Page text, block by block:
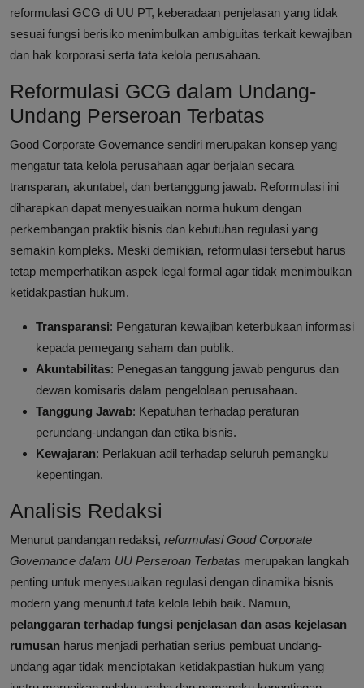
reformulasi GCG di UU PT, keberadaan penjelasan yang tidak
sesuai fungsi berisiko menimbulkan ambiguitas terkait kewajiban
dan hak korporasi serta tata kelola perusahaan.
Reformulasi GCG dalam Undang-
Undang Perseroan Terbatas
Good Corporate Governance sendiri merupakan konsep yang
mengatur tata kelola perusahaan agar berjalan secara
transparan, akuntabel, dan bertanggung jawab. Reformulasi ini
diharapkan dapat menyesuaikan norma hukum dengan
perkembangan praktik bisnis dan kebutuhan regulasi yang
semakin kompleks. Meski demikian, reformulasi tersebut harus
tetap memperhatikan aspek legal formal agar tidak menimbulkan
ketidakpastian hukum.
Transparansi: Pengaturan kewajiban keterbukaan informasi
kepada pemegang saham dan publik.
Akuntabilitas: Penegasan tanggung jawab pengurus dan
dewan komisaris dalam pengelolaan perusahaan.
Tanggung Jawab: Kepatuhan terhadap peraturan
perundang-undangan dan etika bisnis.
Kewajaran: Perlakuan adil terhadap seluruh pemangku
kepentingan.
Analisis Redaksi
Menurut pandangan redaksi, reformulasi Good Corporate
Governance dalam UU Perseroan Terbatas merupakan langkah
penting untuk menyesuaikan regulasi dengan dinamika bisnis
modern yang menuntut tata kelola lebih baik. Namun,
pelanggaran terhadap fungsi penjelasan dan asas kejelasan
rumusan harus menjadi perhatian serius pembuat undang-
undang agar tidak menciptakan ketidakpastian hukum yang